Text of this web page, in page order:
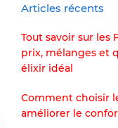
Articles récents
Tout savoir sur les
prix, mélanges et
élixir idéal
Comment choisir
améliorer le